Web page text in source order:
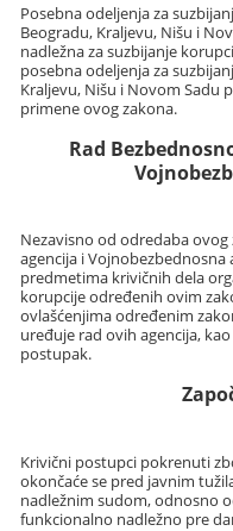
Posebna odeljenja za
Beogradu, Kraljevu, Nišu i
nadležna za suzbijanje
posebna odeljenja za
Kraljevu, Nišu i Novom Sadu
primene ovog zakona.
Rad
Nezavisno od odredaba
agencija i Vojnobezbednosna
predmetima krivičnih dela
korupcije određenih ovim
ovlašćenjima određenim
uređuje rad ovih agencija,
postupak.
Krivični postupci pokrenuti
okončaće se pred javnim
nadležnim sudom, odnosno
funkcionalno nadležno pre